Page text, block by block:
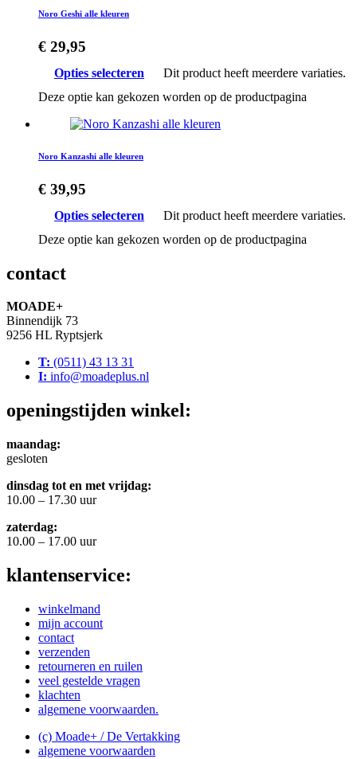
Noro Geshi alle kleuren
€ 29,95
Opties selecteren
Dit product heeft meerdere variaties.
Deze optie kan gekozen worden op de productpagina
Noro Kanzashi alle kleuren
€ 39,95
Opties selecteren
Dit product heeft meerdere variaties.
Deze optie kan gekozen worden op de productpagina
contact
MOADE+
Binnendijk 73
9256 HL Ryptsjerk
T: (0511) 43 13 31
I: info@moadeplus.nl
openingstijden winkel:
maandag:
gesloten
dinsdag tot en met vrijdag:
10.00 – 17.30 uur
zaterdag:
10.00 – 17.00 uur
klantenservice:
winkelmand
mijn account
contact
verzenden
retourneren en ruilen
veel gestelde vragen
klachten
algemene voorwaarden.
(c) Moade+ / De Vertakking
algemene voorwaarden